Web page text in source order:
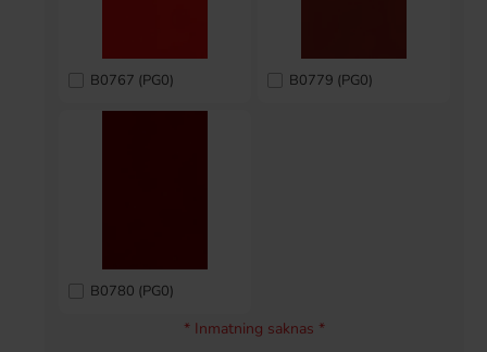
B0767 (PG0) B0779 (PG0)
B0780 (PG0)
* Inmatning saknas *